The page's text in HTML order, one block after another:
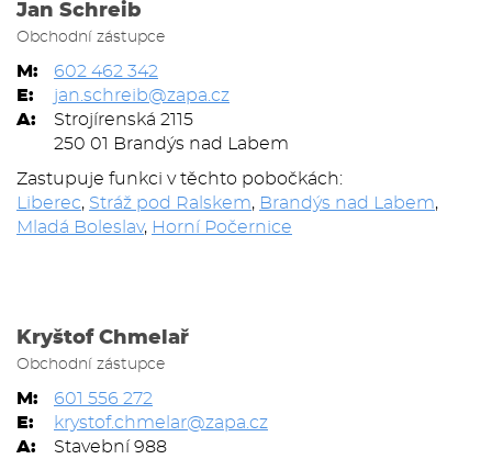
Jan Schreib
Obchodní zástupce
M:
602 462 342
E:
jan.schreib@zapa.cz
A:
Strojírenská 2115
250 01 Brandýs nad Labem
Zastupuje funkci v těchto pobočkách:
Liberec, Stráž pod Ralskem, Brandýs nad Labem,
Mladá Boleslav, Horní Počernice
Kryštof Chmelař
Obchodní zástupce
M:
601 556 272
E:
krystof.chmelar@zapa.cz
A:
Stavební 988